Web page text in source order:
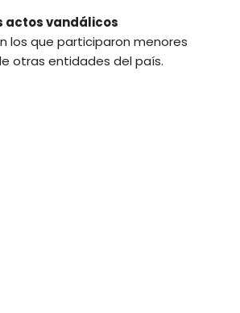
actos vandálicos
los que participaron menores
otras entidades del país.